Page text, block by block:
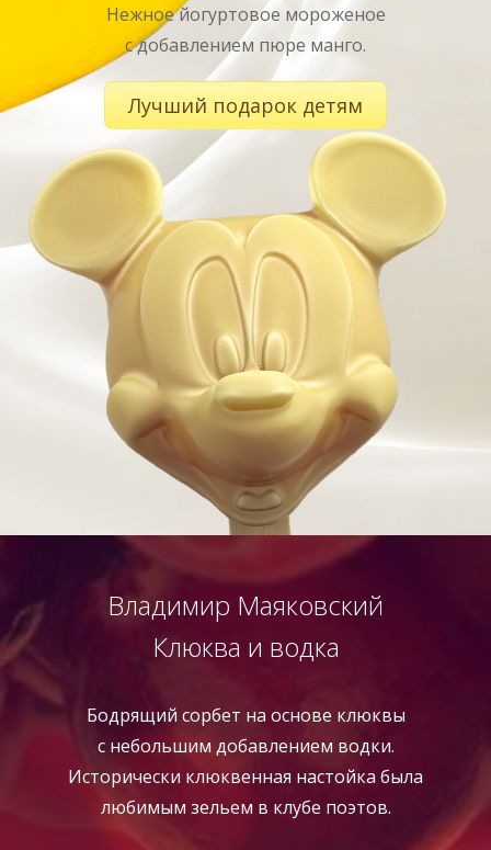
Нежное йогуртовое мороженое
с добавлением пюре манго.
Лучший подарок детям
Владимир Маяковский
Клюква и водка
Бодрящий сорбет на основе клюквы
с небольшим добавлением водки.
Исторически клюквенная настойка была
любимым зельем в клубе поэтов.